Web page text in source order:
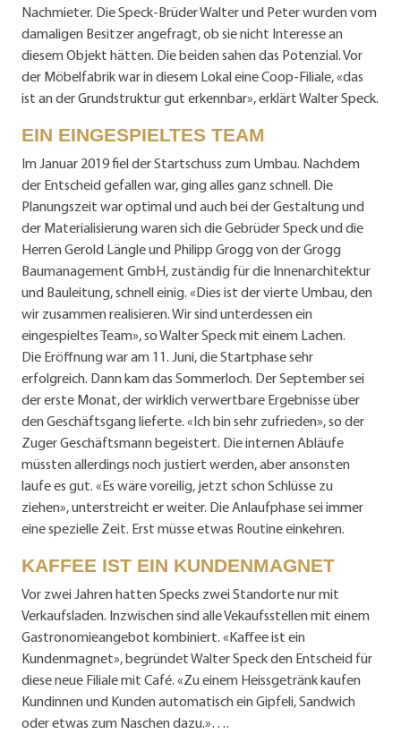
Nachmieter. Die Speck-Brüder Walter und Peter wurden vom
damaligen Besitzer angefragt, ob sie nicht Interesse an
diesem Objekt hätten. Die beiden sahen das Potenzial. Vor
der Möbelfabrik war in diesem Lokal eine Coop-Filiale, «das
ist an der Grundstruktur gut erkennbar», erklärt Walter Speck.
EIN EINGESPIELTES TEAM
Im Januar 2019 fiel der Startschuss zum Umbau. Nachdem
der Entscheid gefallen war, ging alles ganz schnell. Die
Planungszeit war optimal und auch bei der Gestaltung und
der Materialisierung waren sich die Gebrüder Speck und die
Herren Gerold Längle und Philipp Grogg von der Grogg
Baumanagement GmbH, zuständig für die Innenarchitektur
und Bauleitung, schnell einig. «Dies ist der vierte Umbau, den
wir zusammen realisieren. Wir sind unterdessen ein
eingespieltes Team», so Walter Speck mit einem Lachen.
Die Eröffnung war am 11. Juni, die Startphase sehr
erfolgreich. Dann kam das Sommerloch. Der September sei
der erste Monat, der wirklich verwertbare Ergebnisse über
den Geschäftsgang lieferte. «Ich bin sehr zufrieden», so der
Zuger Geschäftsmann begeistert. Die internen Abläufe
müssten allerdings noch justiert werden, aber ansonsten
laufe es gut. «Es wäre voreilig, jetzt schon Schlüsse zu
ziehen», unterstreicht er weiter. Die Anlaufphase sei immer
eine spezielle Zeit. Erst müsse etwas Routine einkehren.
KAFFEE IST EIN KUNDENMAGNET
Vor zwei Jahren hatten Specks zwei Standorte nur mit
Verkaufsladen. Inzwischen sind alle Vekaufsstellen mit einem
Gastronomieangebot kombiniert. «Kaffee ist ein
Kundenmagnet», begründet Walter Speck den Entscheid für
diese neue Filiale mit Café. «Zu einem Heissgetränk kaufen
Kundinnen und Kunden automatisch ein Gipfeli, Sandwich
oder etwas zum Naschen dazu.»….